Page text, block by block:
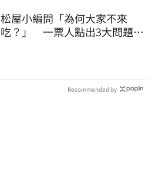
松屋小編問「為何大家不來
吃？」 一票人點出3大問題：
Recommended by